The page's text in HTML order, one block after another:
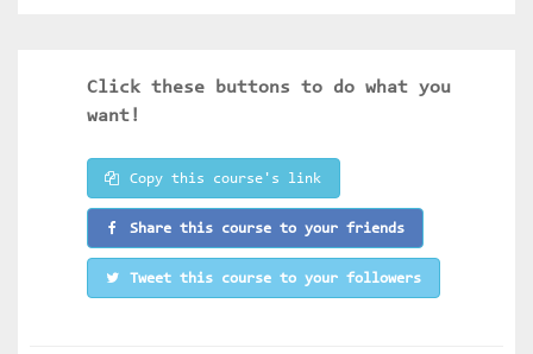
Click these buttons to do what you
want!
Copy this course's link
Share this course to your friends
Tweet this course to your followers